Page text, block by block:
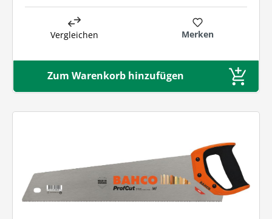
Vergleichen Merken
Zum Warenkorb hinzufügen